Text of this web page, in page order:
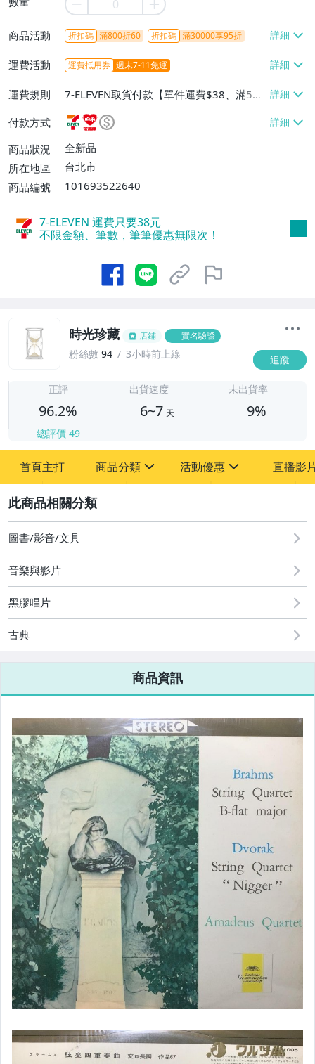
商品活動 折扣碼 滿800折60 折扣碼 滿30000享95折
運費活動 運費抵用券 週末7-11免運
運費規則
7-ELEVEN取貨付款【單件運費$38、滿5件
或消費滿$1298免運費】、7-ELEVEN取貨
不付款【免運費】、萊爾富取貨付款【單件
運費$60、滿5件或消費滿$1298免運
費】、宅配/貨運【單件運費$120、滿5件
付款方式
商品狀況
全新品
所在地區
台北市
商品編號
101693522640
7-ELEVEN 運費只要38元
不限金額、筆數，筆筆優惠無限次！
時光珍藏 店鋪 實名驗證
粉絲數 94 3小時前上線 追蹤
正評
96.2%
總評價 49
出貨速度
6~7 天
未出貨率
9%
首頁主打 商品分類
其它
活動優惠
[全店] 粉絲專享
[全店] 週年慶
直播影
圖書/影音/文具
音樂與影片
黑膠唱片
古典
商品資訊